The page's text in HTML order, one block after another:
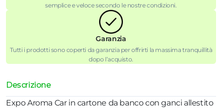
semplice e veloce secondo le nostre condizioni.
Garanzia
Tutti i prodotti sono coperti da garanzia per offrirti la massima tranquillità
dopo l’acquisto.
Descrizione
Expo Aroma Car in cartone da banco con ganci allestito